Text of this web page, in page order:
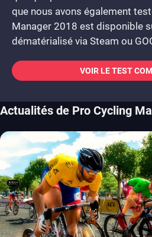
que nous avons également
Manager 2018 est disponible
dématérialisé via Steam ou
VOIR LE TEST
Actualités de Pro Cycling